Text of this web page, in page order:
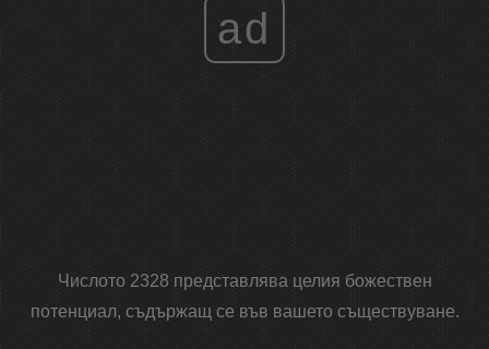
ad
Числото 2328 представлява целия божествен
потенциал, съдържащ се във вашето съществуване.